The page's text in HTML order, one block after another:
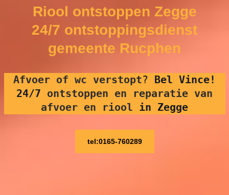
Riool ontstoppen Zegge
24/7 ontstoppingsdienst
gemeente Rucphen
Afvoer of wc verstopt? Bel Vince!
24/7 ontstoppen en reparatie van
afvoer en riool in Zegge
tel:0165-760289